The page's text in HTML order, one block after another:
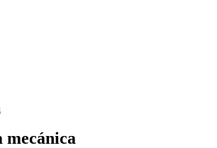
mecánica